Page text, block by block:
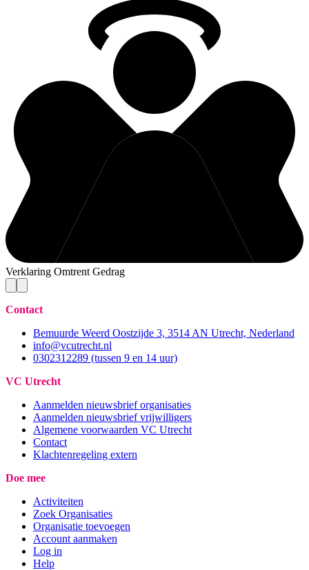
Verklaring Omtrent Gedrag
Contact
Bemuurde Weerd Oostzijde 3, 3514 AN Utrecht, Nederland
info@vcutrecht.nl
0302312289 (tussen 9 en 14 uur)
VC Utrecht
Aanmelden nieuwsbrief organisaties
Aanmelden nieuwsbrief vrijwilligers
Algemene voorwaarden VC Utrecht
Contact
Klachtenregeling extern
Doe mee
Activiteiten
Zoek Organisaties
Organisatie toevoegen
Account aanmaken
Log in
Help